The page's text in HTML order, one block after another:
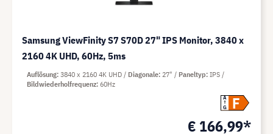
Samsung ViewFinity S7 S70D 27" IPS Monitor, 3840 x
2160 4K UHD, 60Hz, 5ms
A
G
F
€ 166,99*
Auflösung 3840 x 2160 4K UHD Diagonale 27" Paneltyp IPS
Bildwiederholfrequenz 60Hz